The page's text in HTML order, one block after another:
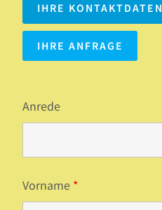
IHRE KONTAKTDATEN
IHRE ANFRAGE
Anrede
Vorname *